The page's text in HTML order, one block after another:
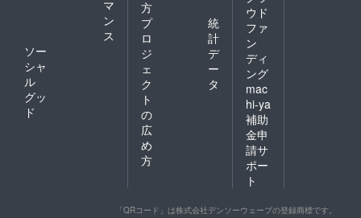
マ
ン
ス
ソー
シャ
ル
グッ
ド
方
プ
ロ
ジ
ェ
ク
ト
の
広
め
方
統
計
デ
ー
タ
ウド
ファ
ン
ディ
ング
mac
hi-ya
補助
金申
請サ
ポー
ト
「QRコード」は株式会社デンソーウェーブの登録商標です。